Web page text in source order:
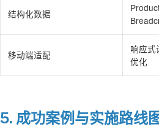
结构化数据
移动端适配
响应式
优化
5. 成功案例与实施路线